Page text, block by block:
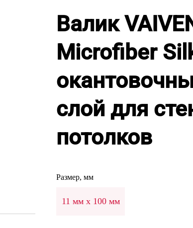
Валик
Microfiber
слой для
потолков
Размер, мм
11 мм х 100 мм